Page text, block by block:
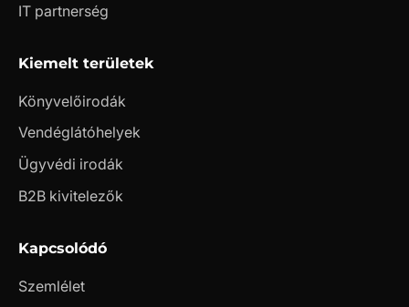
IT partnerség
Kiemelt területek
Könyvelőirodák
Vendéglátóhelyek
Ügyvédi irodák
B2B kivitelezők
Kapcsolódó
Szemlélet